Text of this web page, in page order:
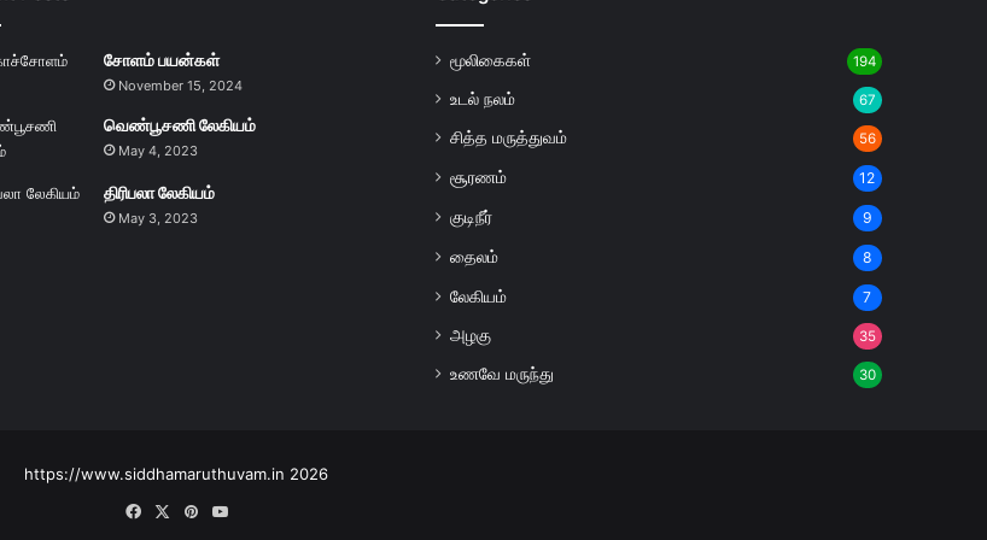
சோளம் பயன்கள்
November 15, 2024
வெண்பூசணி லேகியம்
May 4, 2023
திரிபலா லேகியம்
May 3, 2023
மூலிகைகள் 194
உடல் நலம் 67
சித்த மருத்துவம் 56
சூரணம் 12
குடிநீர் 9
தைலம் 8
லேகியம் 7
அழகு 35
உணவே மருந்து 30
https://www.siddhamaruthuvam.in 2026
FacebookPinterestYouTube